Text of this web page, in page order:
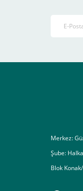
4-
Merkez:
Şube:
Blok